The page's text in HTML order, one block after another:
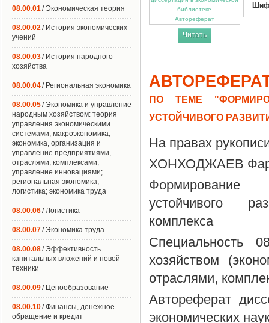
Автореферат
Читать
ПО ТЕМЕ
УСТОЙЧИВОГО
На правах
ХОНХОДЖАЕВ
Формирование
устойчивого
комплекса
Специальность
хозяйством
отраслями,
Автореферат
экономических
08.00.01/ Экономическая теория
08.00.02/ История экономических
учений
08.00.03/ История народного
хозяйства
08.00.04/ Региональная экономика
08.00.05/ Экономика и управление
народным хозяйством: теория
управления экономическими
системами; макроэкономика;
экономика, организация и
управление предприятиями,
отраслями, комплексами;
управление инновациями;
региональная экономика;
логистика; экономика труда
08.00.06/ Логистика
08.00.07/ Экономика труда
08.00.08/ Эффективность
капитальных вложений и новой
техники
08.00.09/ Ценообразование
08.00.10/ Финансы, денежное
обращение и кредит